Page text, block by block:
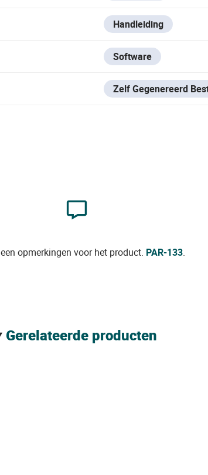
PARADOX/MAGELLAN-SPHandleiding
Software
Zelf Gegenereerd
opmerkingen voor het product. PAR-133.
gerelateerde producten